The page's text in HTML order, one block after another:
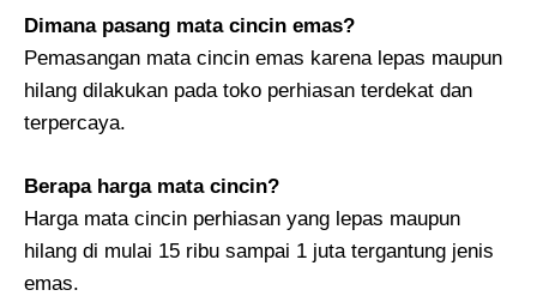
Dimana pasang mata cincin emas?
Pemasangan mata cincin emas karena lepas maupun
hilang dilakukan pada toko perhiasan terdekat dan
terpercaya.
Berapa harga mata cincin?
Harga mata cincin perhiasan yang lepas maupun
hilang di mulai 15 ribu sampai 1 juta tergantung jenis
emas.